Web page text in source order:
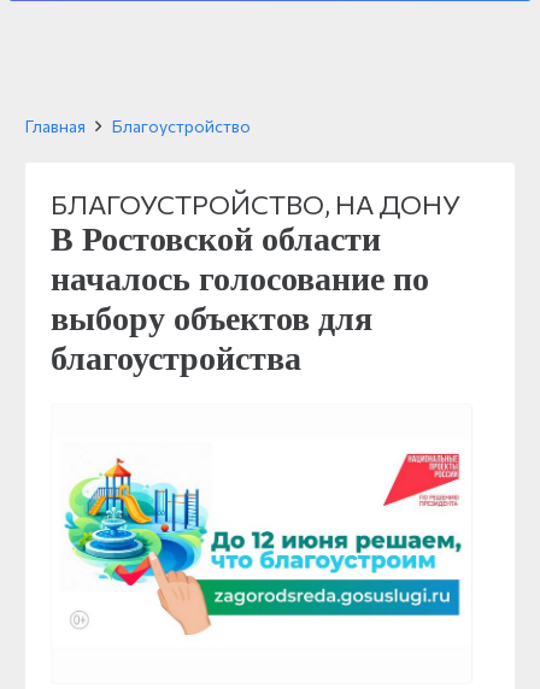
Главная Благоустройство
БЛАГОУСТРОЙСТВО, НА ДОНУ
В Ростовской области
началось голосование по
выбору объектов для
благоустройства